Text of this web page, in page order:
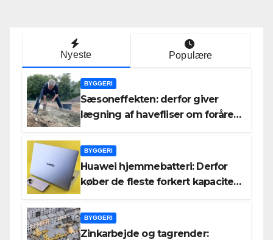
Nyeste Populære
BYGGERI
Sæsoneffekten: derfor giver
lægning af havefliser om foråret
end om sommeren
BYGGERI
Huawei hjemmebatteri: Derfor
køber de fleste forkert kapacitet
BYGGERI
Zinkarbejde og tagrender: